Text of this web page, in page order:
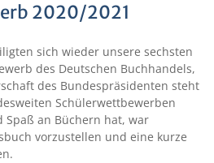
2020/2021
sich wieder unsere sechsten
des Deutschen Buchhandels,
des Bundespräsidenten steht
Schülerwettbewerben
an Büchern hat, war
vorzustellen und eine kurze